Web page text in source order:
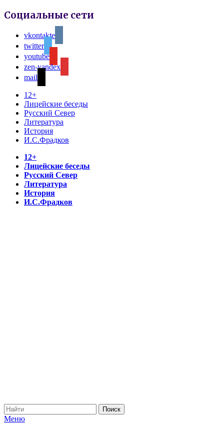
Социальные сети
vkontakte
twitter
youtube
zen-yandex
mail
12+
Лицейские беседы
Русский Север
Литература
История
И.С.Фрадков
12+
Лицейские беседы
Русский Север
Литература
История
И.С.Фрадков
Меню